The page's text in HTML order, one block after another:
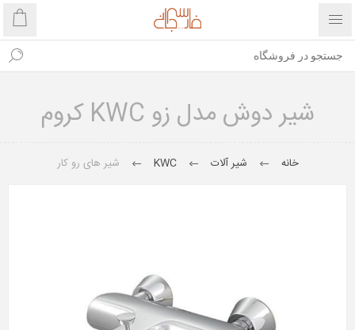
شیر دوش مدل زو KWC کروم
خانه شیر آلات KWC شیر های رو کار